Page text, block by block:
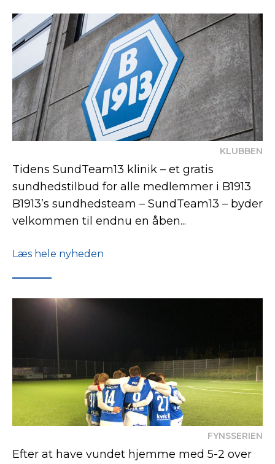
KLUBBEN
Tidens SundTeam13 klinik – et gratis
sundhedstilbud for alle medlemmer i B1913
B1913’s sundhedsteam – SundTeam13 – byder
velkommen til endnu en åben...
Læs hele nyheden
FYNSSERIEN
Efter at have vundet hjemme med 5-2 over